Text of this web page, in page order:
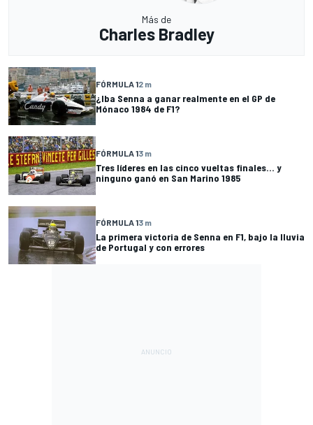
Más de
Charles Bradley
FÓRMULA 12 m
¿Iba Senna a ganar realmente en el GP de
Mónaco 1984 de F1?
FÓRMULA 13 m
Tres líderes en las cinco vueltas finales... y
ninguno ganó en San Marino 1985
FÓRMULA 13 m
La primera victoria de Senna en F1, bajo la lluvia
de Portugal y con errores